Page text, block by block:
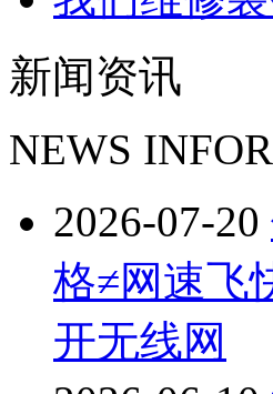
新闻资讯
NEWS
2026-07-20
格≠网速飞
开无线网